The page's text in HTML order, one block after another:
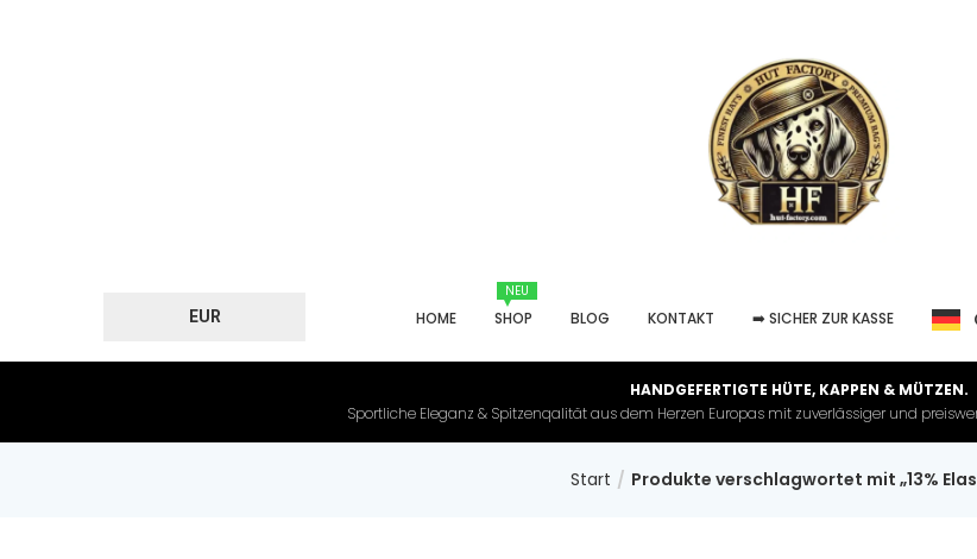
EUR HOME
NEU
SHOP BLOG KONTAKT ➡️ SICHER ZUR KASSE
HANDGEFERTIGTE HÜTE, KAPPEN & MÜTZEN.
Sportliche Eleganz & Spitzenqalität aus dem Herzen Europas mit zuverlässiger und
Start Produkte verschlagwortet mit „13%